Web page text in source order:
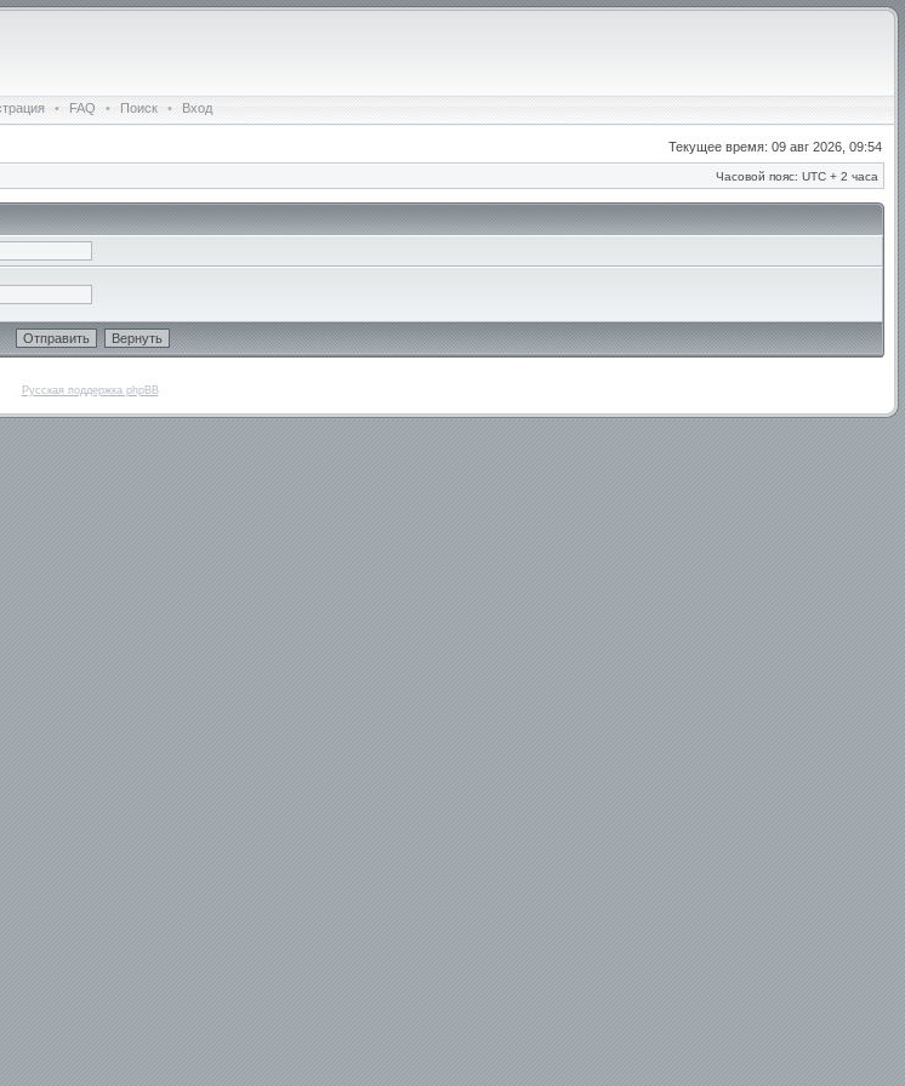
• FAQ • Поиск • Вход
Текущее время: 09 авг 2026, 09:54
Часовой пояс: UTC + 2 часа
Русская поддержка phpBB